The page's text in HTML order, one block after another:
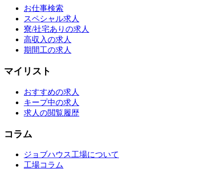
お仕事検索
スペシャル求人
寮/社宅ありの求人
高収入の求人
期間工の求人
マイリスト
おすすめの求人
キープ中の求人
求人の閲覧履歴
コラム
ジョブハウス工場について
工場コラム